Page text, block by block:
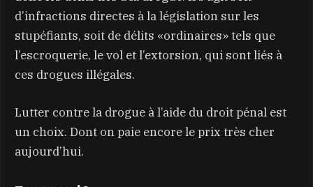
d’infractions directes à la législation sur les
stupéfiants, soit de délits «ordinaires» tels que
l’escroquerie, le vol et l’extorsion, qui sont liés à
ces drogues illégales.
Lutter contre la drogue à l’aide du droit pénal est
un choix. Dont on paie encore le prix très cher
aujourd’hui.